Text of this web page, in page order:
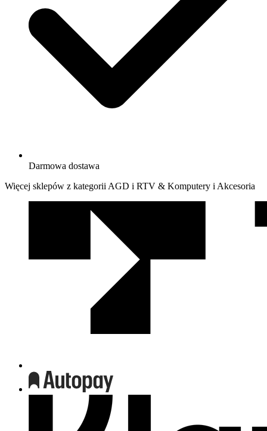
Darmowa dostawa
Więcej sklepów z kategorii AGD i RTV & Komputery i Akcesoria